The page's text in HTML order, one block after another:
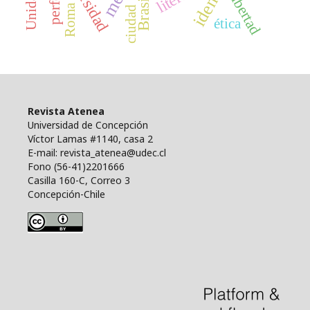
Brasil libertad
ciudad ética
Roma
Revista Atenea
Universidad de Concepción
Víctor Lamas #1140, casa 2
E-mail: revista_atenea@udec.cl
Fono (56-41)2201666
Casilla 160-C, Correo 3
Concepción-Chile